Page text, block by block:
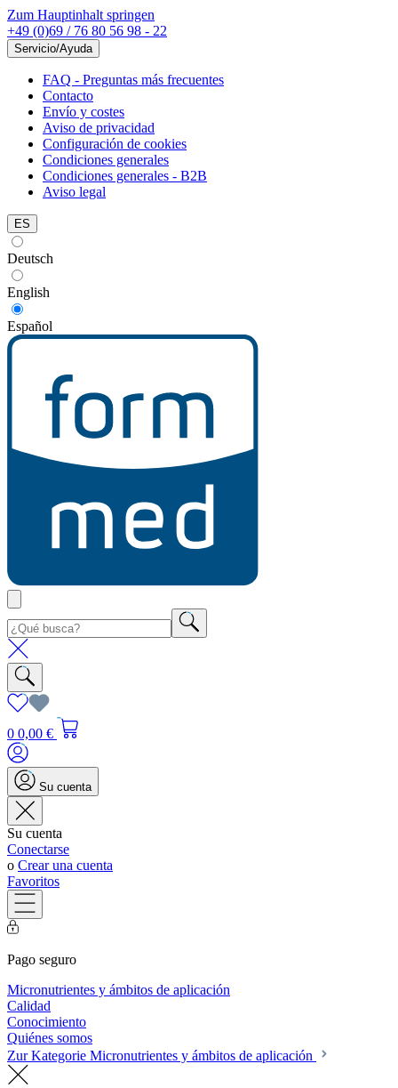
Zum Hauptinhalt springen
+49 (0)69 / 76 80 56 98 - 22
Servicio/Ayuda
FAQ - Preguntas más frecuentes
Contacto
Envío y costes
Aviso de privacidad
Configuración de cookies
Condiciones generales
Condiciones generales - B2B
Aviso legal
ES
Deutsch
English
Español
0 0,00 €
Su cuenta
Su cuenta
Conectarse
o Crear una cuenta
Favoritos
Pago seguro
Micronutrientes y ámbitos de aplicación
Calidad
Conocimiento
Quiénes somos
Zur Kategorie Micronutrientes y ámbitos de aplicación